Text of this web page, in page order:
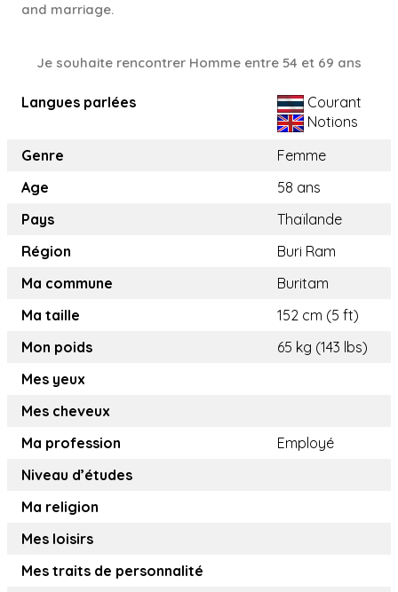
and marriage.
Je souhaite rencontrer Homme entre 54 et 69 ans
Langues parlées
Courant
Notions
Genre
Femme
Age
58 ans
Pays
Thaïlande
Région
Buri Ram
Ma commune
Buritam
Ma taille
152 cm (5 ft)
Mon poids
65 kg (143 lbs)
Mes yeux
Mes cheveux
Ma profession
Employé
Niveau d’études
Ma religion
Mes loisirs
Mes traits de personnalité